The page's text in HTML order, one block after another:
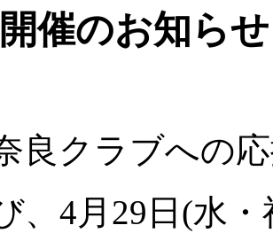
催のお知らせ
良クラブへの
、4月29日(水